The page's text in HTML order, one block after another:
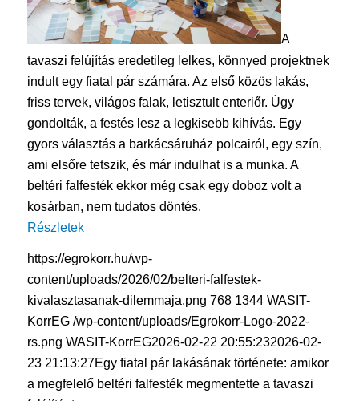
A
tavaszi felújítás eredetileg lelkes, könnyed projektnek
indult egy fiatal pár számára. Az első közös lakás,
friss tervek, világos falak, letisztult enteriőr. Úgy
gondolták, a festés lesz a legkisebb kihívás. Egy
gyors választás a barkácsáruház polcairól, egy szín,
ami elsőre tetszik, és már indulhat is a munka. A
beltéri falfesték ekkor még csak egy doboz volt a
kosárban, nem tudatos döntés.
Részletek
https://egrokorr.hu/wp-
content/uploads/2026/02/belteri-falfestek-
kivalasztasanak-dilemmaja.png 768 1344 WASIT-
KorrEG /wp-content/uploads/Egrokorr-Logo-2022-
rs.png WASIT-KorrEG2026-02-22 20:55:232026-02-
23 21:13:27Egy fiatal pár lakásának története: amikor
a megfelelő beltéri falfesték megmentette a tavaszi